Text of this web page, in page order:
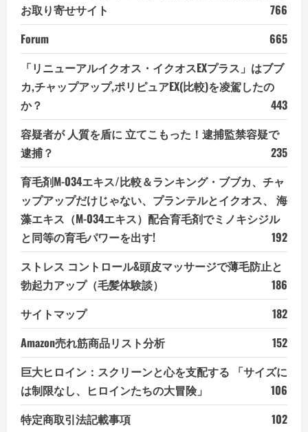
お取り寄せサイト
766
Forum
665
「リニューアルイクオス・イクオスEXプラス」はブブ
カ,チャップアップ,ポリピュアEX(比較)を凌駕したの
か？
443
容疑者が 人質を盾に 立てこもった！逮捕監禁容疑で
逮捕？
235
育毛剤M-034エキス/比較＆ランキング・ブブカ、チャ
ップアップだけじゃない、プランテルとイクオス、 海
藻エキス（M-034エキス）配合育毛剤でミノキシジル
と同等の育毛パワーを出す!
192
ストレス コントロール&頭皮マッサージで薄毛防止と
勃起力アップ（毛髪体験談）
186
サイトマップ
182
Amazon売れ筋商品リスト分析
152
巨大ヒロイン：スクリーンと心を支配する 「サイズに
は制限なし、ヒロインたちの大冒険」
106
特定商取引法記載事項
102